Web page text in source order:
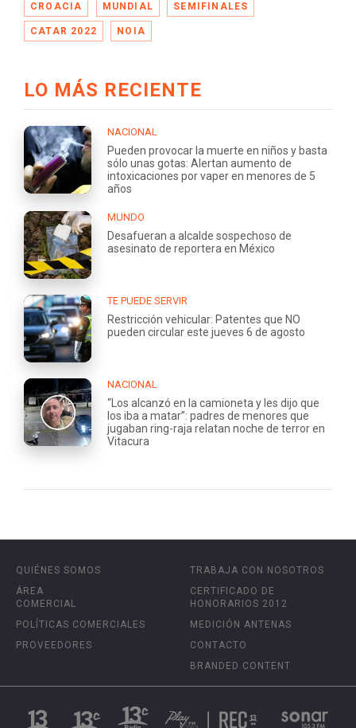
CROACIA MUNDIAL SEMIFINALES
CATAR 2022 NOIA
LO MÁS RECIENTE
NACIONAL
Pueden provocar la muerte en niños y basta
sólo unas gotas: Alertan aumento de
intoxicaciones por vaper en menores de 5
años
MUNDO
Desafueran a alcalde sospechoso de
asesinato de reportera en México
TE PUEDE SERVIR
Restricción vehicular: Patentes que NO
pueden circular este jueves 6 de agosto
NACIONAL
“Los alcanzó en la camioneta y les dijo que
los iba a matar”: padres de menores que
jugaban ring-raja relatan noche de terror en
Vitacura
QUIÉNES SOMOS
ÁREA
COMERCIAL
POLÍTICAS COMERCIALES
PROVEEDORES
TRABAJA CON NOSOTROS
CERTIFICADO DE
HONORARIOS 2012
MEDICIÓN ANTENAS
CONTACTO
BRANDED CONTENT